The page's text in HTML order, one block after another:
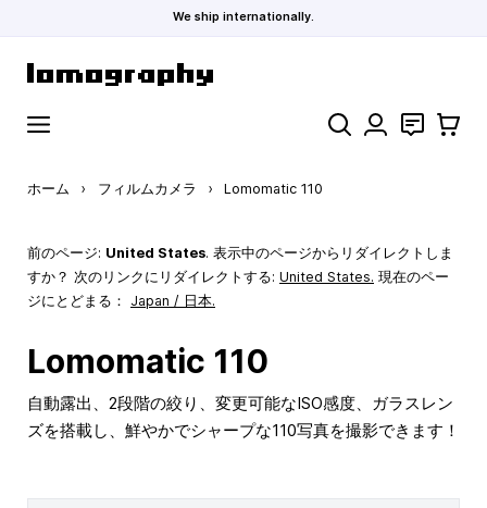
We ship internationally.
検索 お問い合わ
カート
ホーム › フィルムカメラ › Lomomatic 110
前のページ: United States. 表示中のページからリダイレクトしま
すか？ 次のリンクにリダイレクトする: United States. 現在のペー
ジにとどまる： Japan / 日本.
Lomomatic 110
自動露出、2段階の絞り、変更可能なISO感度、ガラスレン
ズを搭載し、鮮やかでシャープな110写真を撮影できます！